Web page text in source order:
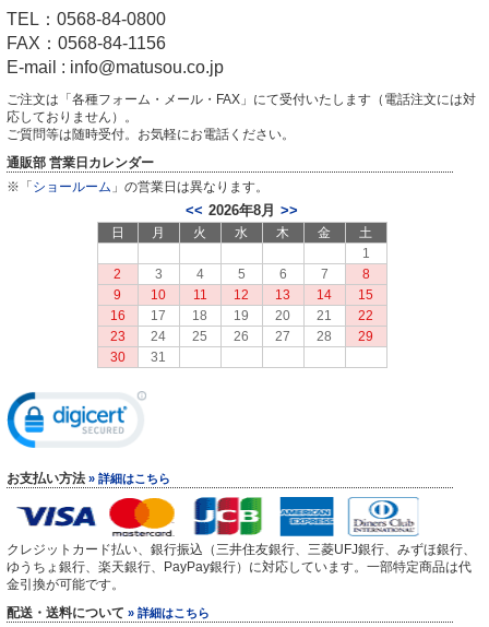
TEL：0568-84-0800
FAX：0568-84-1156
E-mail : info@matusou.co.jp
ご注文は「各種フォーム・メール・FAX」にて受付いたします（電話注文には対
応しておりません）。
ご質問等は随時受付。お気軽にお電話ください。
通販部 営業日カレンダー
※「 ショールーム 」の営業日は異なります。
<< 2026年8月 >>
日 月 火 水 木 金
土
1
2
3 4 5 6 7
8
9
10 11 12 13 14
15
16
17 18 19 20 21
22
23
24 25 26 27 28
29
30
31
お支払い方法 » 詳細はこちら
クレジットカード払い、銀行振込（三井住友銀行、三菱UFJ銀行、みずほ銀行、
ゆうちょ銀行、楽天銀行、PayPay銀行）に対応しています。一部特定商品は代
金引換が可能です。
配送・送料について » 詳細はこちら